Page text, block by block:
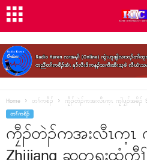
Home တၢ်ကစီၣ် ကၠီၣ်တဲၣ်ကအးလီၤက့ၤ ကၠါဖၠၣ်အခိၣ်
တၢ်ကစီၣ်
ကၠီၣ်တဲၣ်ကအးလီၤက့ၤ